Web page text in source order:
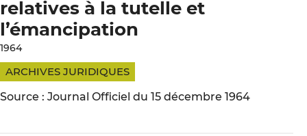
relatives à la tutelle et
l’émancipation
1964
ARCHIVES JURIDIQUES
Source : Journal Officiel du 15 décembre 1964